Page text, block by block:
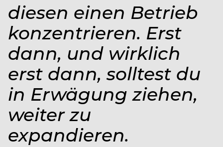
diesen einen Betrieb
konzentrieren. Erst
dann, und wirklich
erst dann, solltest du
in Erwägung ziehen,
weiter zu
expandieren.